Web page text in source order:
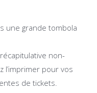
une grande tombola
non-
l’imprimer pour vos
de tickets.